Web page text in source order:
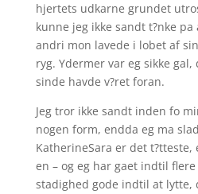
hjertets udkarne grundet
kunne jeg ikke sandt t?nke
andri mon lavede i lobet af
ryg. Ydermer var eg sikke
sinde havde v?ret foran.
Jeg tror ikke sandt inden fo
nogen form, endda eg ma
KatherineSara er det
en – og eg har gaet indtil
stadighed gode indtil at lytte,